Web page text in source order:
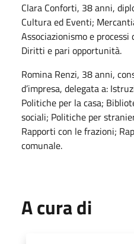
Clara Conforti, 38 anni,
Cultura ed Eventi;
Associazionismo e
Diritti e pari opportunità.
Romina Renzi, 38 anni,
d’impresa, delegata a:
Politiche per la casa;
sociali; Politiche per
Rapporti con le frazioni;
comunale.
A cura di